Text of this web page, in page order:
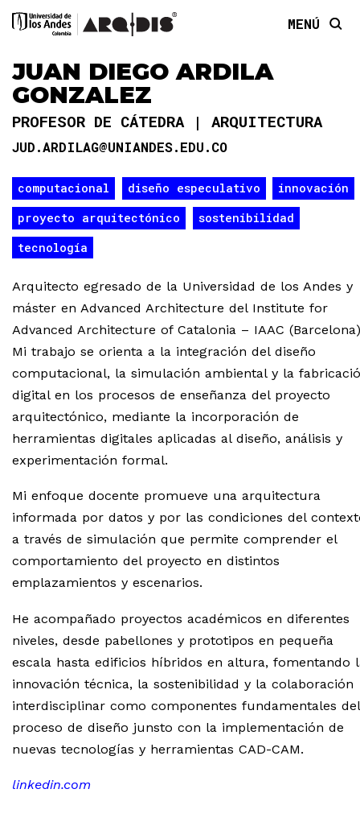
MENÚ
JUAN DIEGO ARDILA
GONZALEZ
PROFESOR DE CÁTEDRA ARQUITECTURA
JUD.ARDILAG@UNIANDES.EDU.CO
computacional diseño especulativo
innovación
proyecto arquitectónico
sostenibilidad
tecnología
Arquitecto egresado de la Universidad de los Andes y
máster en Advanced Architecture del Institute for
Advanced Architecture of Catalonia – IAAC
Mi trabajo se orienta a la integración del diseño
computacional, la simulación ambiental y la
digital en los procesos de enseñanza del proyecto
arquitectónico, mediante la incorporación de
herramientas digitales aplicadas al diseño, análisis y
experimentación formal.
Mi enfoque docente promueve una arquitectura
informada por datos y por las condiciones del
a través de simulación que permite comprender el
comportamiento del proyecto en distintos
emplazamientos y escenarios.
He acompañado proyectos académicos en diferentes
niveles, desde pabellones y prototipos en pequeña
escala hasta edificios híbridos en altura, fomentando
innovación técnica, la sostenibilidad y la colaboración
interdisciplinar como componentes fundamentales del
proceso de diseño junsto con la implementación de
nuevas tecnologías y herramientas CAD-CAM.
linkedin.com